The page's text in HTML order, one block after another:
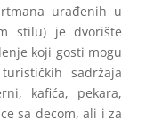
urađenih u
stilu) je dvorište
koji gosti mogu
sadržaja
kafića, pekara,
sa decom, ali i za